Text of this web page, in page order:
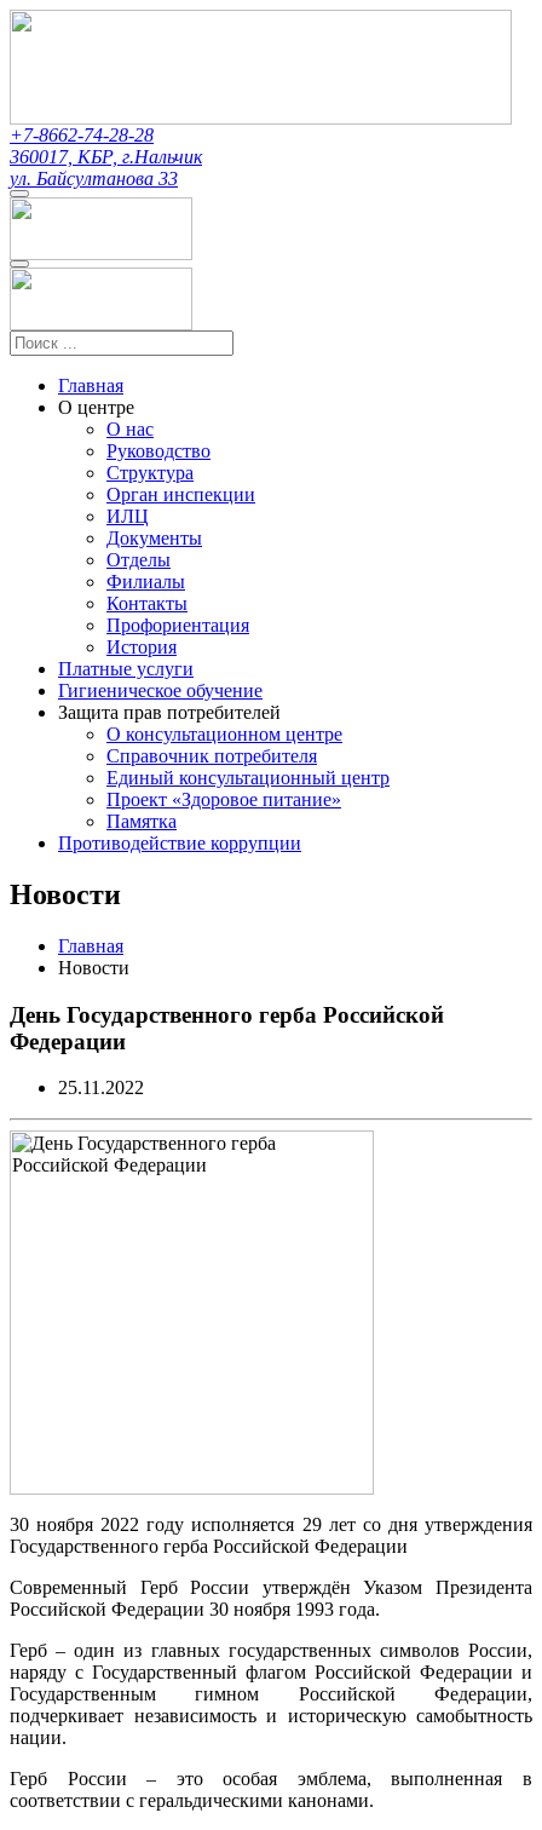
+7-8662-74-28-28
360017, КБР, г.Нальчик
ул. Байсултанова 33
Главная
О центре
О нас
Руководство
Структура
Орган инспекции
ИЛЦ
Документы
Отделы
Филиалы
Контакты
Профориентация
История
Платные услуги
Гигиеническое обучение
Защита прав потребителей
О консультационном центре
Справочник потребителя
Единый консультационный центр
Проект «Здоровое питание»
Памятка
Противодействие коррупции
Новости
Главная
Новости
День Государственного герба Российской
Федерации
25.11.2022
30 ноября 2022 году исполняется 29 лет со дня утверждения
Государственного герба Российской Федерации
Современный Герб России утверждён Указом Президента
Российской Федерации 30 ноября 1993 года.
Герб – один из главных государственных символов России,
наряду с Государственный флагом Российской Федерации и
Государственным гимном Российской Федерации,
подчеркивает независимость и историческую самобытность
нации.
Герб России – это особая эмблема, выполненная в
соответствии с геральдическими канонами.